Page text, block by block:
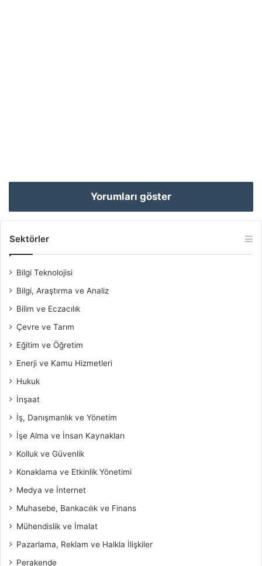
Yorumları göster
Sektörler
Bilgi Teknolojisi
Bilgi, Araştırma ve Analiz
Bilim ve Eczacılık
Çevre ve Tarım
Eğitim ve Öğretim
Enerji ve Kamu Hizmetleri
Hukuk
İnşaat
İş, Danışmanlık ve Yönetim
İşe Alma ve İnsan Kaynakları
Kolluk ve Güvenlik
Konaklama ve Etkinlik Yönetimi
Medya ve İnternet
Muhasebe, Bankacılık ve Finans
Mühendislik ve İmalat
Pazarlama, Reklam ve Halkla İlişkiler
Perakende